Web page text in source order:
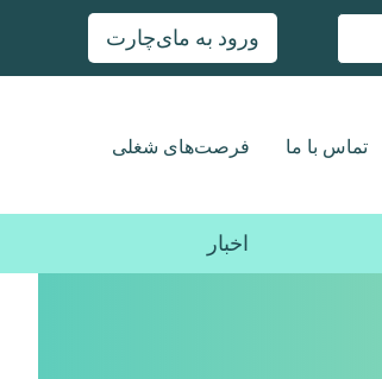
ورود به مای‌چارت
تماس با ما فرصت‌های شغلی
اخبار